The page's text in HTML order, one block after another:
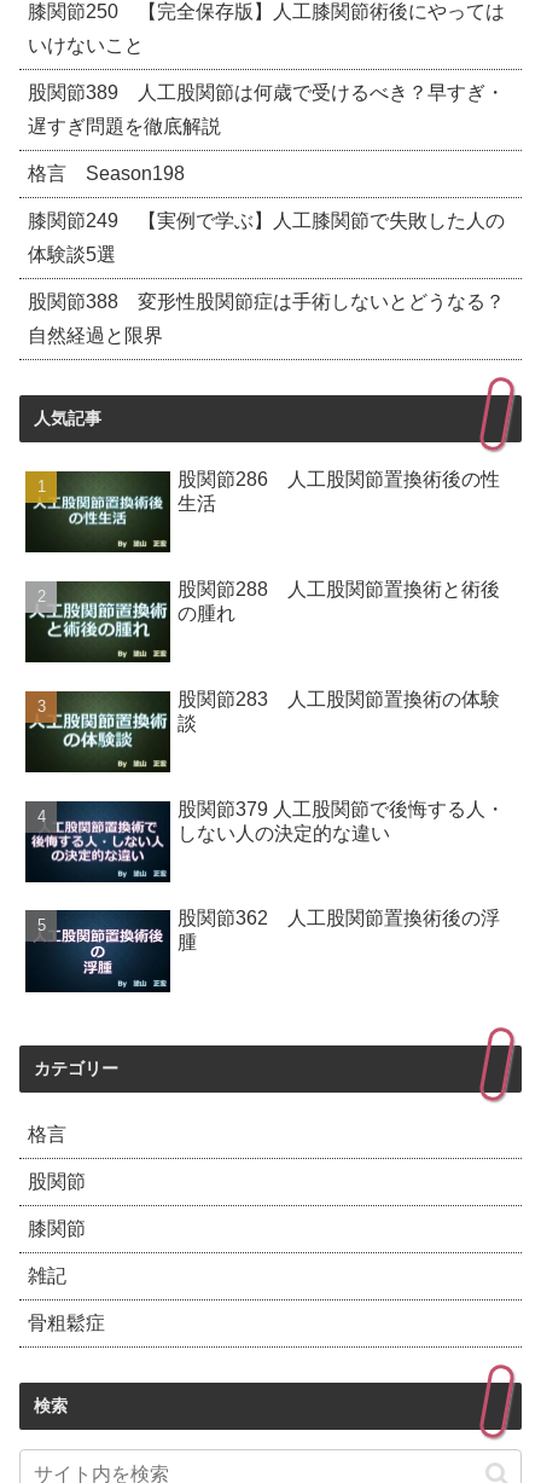
膝関節250 【完全保存版】人工膝関節術後にやっては
いけないこと
股関節389 人工股関節は何歳で受けるべき？早すぎ・
遅すぎ問題を徹底解説
格言 Season198
膝関節249 【実例で学ぶ】人工膝関節で失敗した人の
体験談5選
股関節388 変形性股関節症は手術しないとどうなる？
自然経過と限界
人気記事
股関節286 人工股関節置換術後の性
生活
股関節288 人工股関節置換術と術後
の腫れ
股関節283 人工股関節置換術の体験
談
股関節379 人工股関節で後悔する人・
しない人の決定的な違い
股関節362 人工股関節置換術後の浮
腫
カテゴリー
格言
股関節
膝関節
雑記
骨粗鬆症
検索